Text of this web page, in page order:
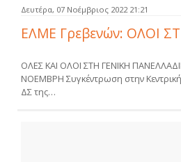
Δευτέρα, 07 Νοέμβριος 2022 21:21
ΕΛΜΕ Γρεβενών: ΟΛΟΙ
OΛΕΣ ΚΑΙ ΟΛΟΙ ΣΤΗ ΓΕΝΙΚΗ
ΝΟΕΜΒΡΗ Συγκέντρωση στην
ΔΣ της…